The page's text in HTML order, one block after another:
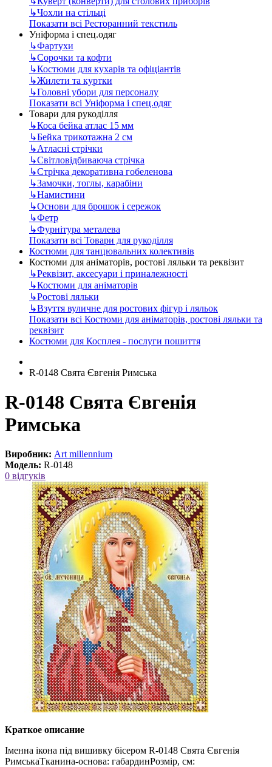
↳Чохли на стільці
Показати всі Ресторанний текстиль
Уніформа і спец.одяг
↳Фартухи
↳Сорочки та кофти
↳Костюми для кухарів та офіціантів
↳Жилети та куртки
↳Головні убори для персоналу
Показати всі Уніформа і спец.одяг
Товари для рукоділля
↳Коса бейка атлас 15 мм
↳Бейка трикотажна 2 см
↳Атласні стрічки
↳Світловідбиваюча стрічка
↳Стрічка декоративна гобеленова
↳Замочки, тоглы, карабіни
↳Намистини
↳Основи для брошок і сережок
↳Фетр
↳Фурнітура металева
Показати всі Товари для рукоділля
Костюми для танцювальних колективів
Костюми для аніматорів, ростові ляльки та реквізит
↳Реквізит, аксесуари і приналежності
↳Костюми для аніматорів
↳Ростові ляльки
↳Взуття вуличне для ростових фігур і ляльок
Показати всі Костюми для аніматорів, ростові ляльки та
реквізит
Костюми для Косплея - послуги пошиття
R-0148 Свята Євгенія Римська
R-0148 Свята Євгенія
Римська
Виробник: Art millennium
Модель: R-0148
0 відгуків
Краткое описание
Іменна ікона під вишивку бісером R-0148 Свята Євгенія
РимськаТканина-основа: габардинРозмір, см: